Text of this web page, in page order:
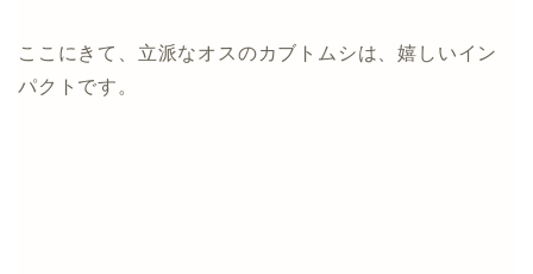
ここにきて、立派なオスのカブトムシは、嬉しいイン
パクトです。